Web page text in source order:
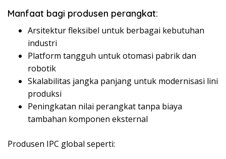
Manfaat bagi produsen perangkat:
Arsitektur fleksibel untuk berbagai kebutuhan
industri
Platform tangguh untuk otomasi pabrik dan
robotik
Skalabilitas jangka panjang untuk modernisasi lini
produksi
Peningkatan nilai perangkat tanpa biaya
tambahan komponen eksternal
Produsen IPC global seperti: